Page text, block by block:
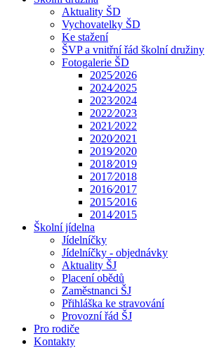
Aktuality ŠD
Vychovatelky ŠD
Ke stažení
ŠVP a vnitřní řád školní družiny
Fotogalerie ŠD
2025⁄2026
2024⁄2025
2023⁄2024
2022⁄2023
2021⁄2022
2020⁄2021
2019⁄2020
2018⁄2019
2017⁄2018
2016⁄2017
2015⁄2016
2014⁄2015
Školní jídelna
Jídelníčky
Jídelníčky - objednávky
Aktuality ŠJ
Placení obědů
Zaměstnanci ŠJ
Přihláška ke stravování
Provozní řád ŠJ
Pro rodiče
Kontakty